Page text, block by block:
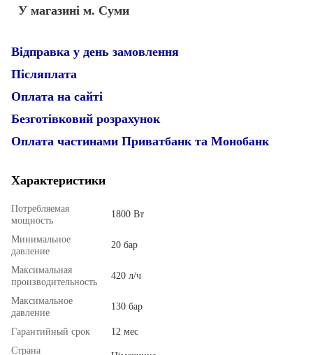
У магазині м. Суми
Відправка у день замовлення
Післяплата
Оплата на сайті
Безготівковий розрахунок
Оплата частинами Приватбанк та Монобанк
Характеристики
Потребляемая
мощность
1800 Вт
Минимальное
давление
20 бар
Максимальная
производительность
420 л/ч
Максимальное
давление
130 бар
Гарантийный срок
12 мес
Страна